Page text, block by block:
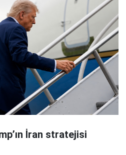
İran stratejisi